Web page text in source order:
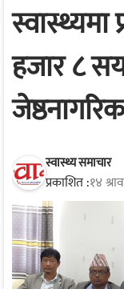
हजार ८
स्वास्थ्य समाचार
प्रकाशित :१४